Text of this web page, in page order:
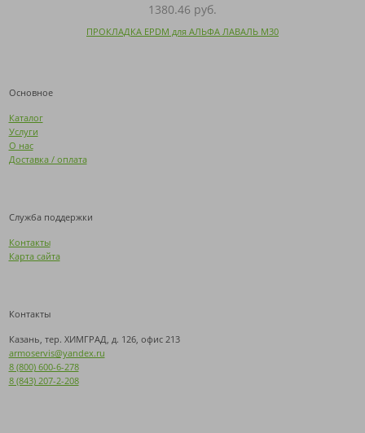
1380.46 руб.
ПРОКЛАДКА EPDM для АЛЬФА ЛАВАЛЬ M30
Основное
Каталог
Услуги
О нас
Доставка / оплата
Служба поддержки
Контакты
Карта сайта
Контакты
Казань, тер. ХИМГРАД, д. 126, офис 213
armoservis@yandex.ru
8 (800) 600-6-278
8 (843) 207-2-208